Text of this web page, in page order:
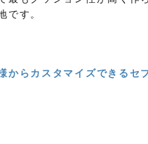
です。
からカスタマイズできるセ